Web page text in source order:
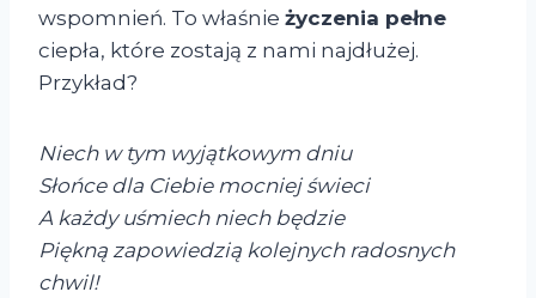
wspomnień. To właśnie życzenia pełne
ciepła, które zostają z nami najdłużej.
Przykład?
Niech w tym wyjątkowym dniu
Słońce dla Ciebie mocniej świeci
A każdy uśmiech niech będzie
Piękną zapowiedzią kolejnych radosnych
chwil!